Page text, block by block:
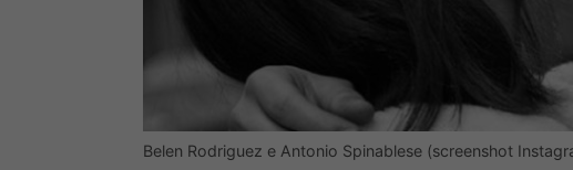
Belen Rodriguez e Antonio Spinablese (screenshot